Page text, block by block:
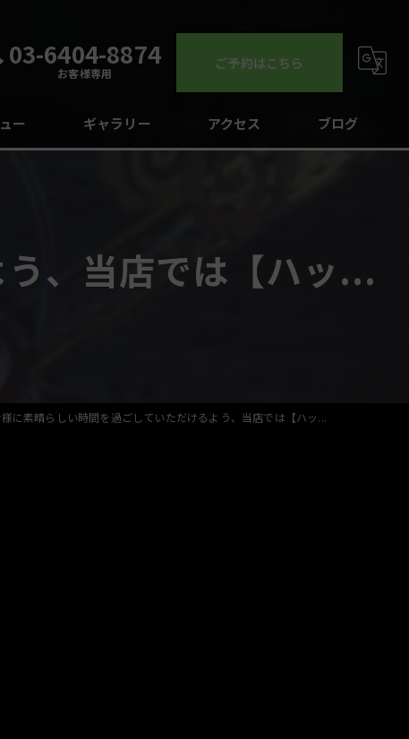
03-6404-8874
お客様専用
ご予約はこちら
ー ギャラリー アクセス ブログ
、当店では【ハッ...
に素晴らしい時間を過ごしていただけるよう、当店では【ハッ...